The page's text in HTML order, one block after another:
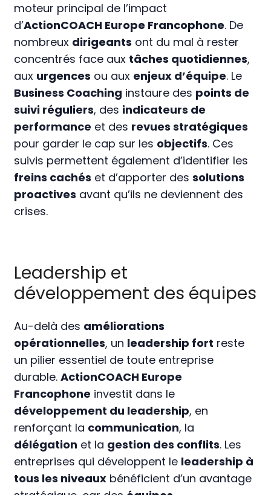
moteur principal de l’impact
d’ActionCOACH Europe Francophone. De
nombreux dirigeants ont du mal à rester
concentrés face aux tâches quotidiennes,
aux urgences ou aux enjeux d’équipe. Le
Business Coaching instaure des points de
suivi réguliers, des indicateurs de
performance et des revues stratégiques
pour garder le cap sur les objectifs. Ces
suivis permettent également d’identifier les
freins cachés et d’apporter dessolutions
proactives avant qu’ils ne deviennent des
crises.
Leadership et
développement des équipes
Au-delà des améliorations
opérationnelles, un leadership fort reste
un pilier essentiel de toute entreprise
durable.ActionCOACH Europe
Francophone investit dans le
développement du leadership, en
renforçant la communication, la
délégation et la gestion des conflits. Les
entreprises qui développent le leadership à
tous les niveaux bénéficient d’un avantage